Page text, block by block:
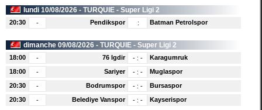
lundi 10/08/2026 - TURQUIE - Super Ligi 2
20:30 - Pendikspor : Batman Petrolspor
dimanche 09/08/2026 - TURQUIE - Super Ligi 2
18:00 - 76 Igdir -: -
Karagumruk
18:00
- Sariyer -: -
Muglaspor
20:30
- Bodrumspor -: -
Bursaspor
20:30
- Belediye Vanspor -: - Kayserispor